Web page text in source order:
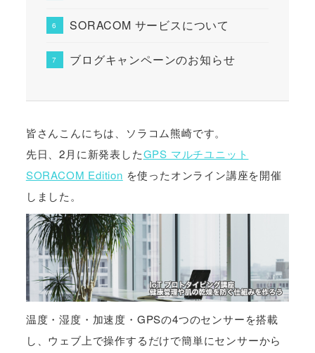
SORACOM サービスについて
ブログキャンペーンのお知らせ
皆さんこんにちは、ソラコム熊崎です。
先日、2月に新発表したGPS マルチユニット
SORACOM Edition を使ったオンライン講座を開催
しました。
温度・湿度・加速度・GPSの4つのセンサーを搭載
し、ウェブ上で操作するだけで簡単にセンサーから